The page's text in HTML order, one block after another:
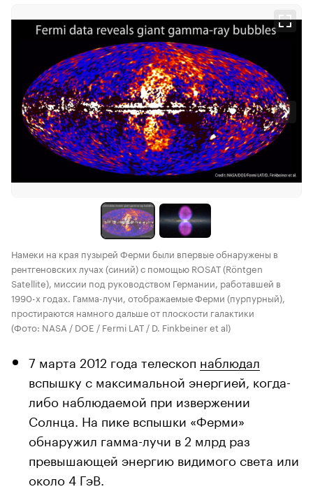
Намеки на края пузырей Ферми были впервые обнаружены в
рентгеновских лучах (синий) с помощью ROSAT (Röntgen
Satellite), миссии под руководством Германии, работавшей в
1990-х годах. Гамма-лучи, отображаемые Ферми (пурпурный),
простираются намного дальше от плоскости галактики
(Фото: NASA / DOE / Fermi LAT / D. Finkbeiner et al)
7 марта 2012 года телескоп наблюдал
вспышку с максимальной энергией, когда-
либо наблюдаемой при извержении
Солнца. На пике вспышки «Ферми»
обнаружил гамма-лучи в 2 млрд раз
превышающей энергию видимого света или
около 4 ГэВ.